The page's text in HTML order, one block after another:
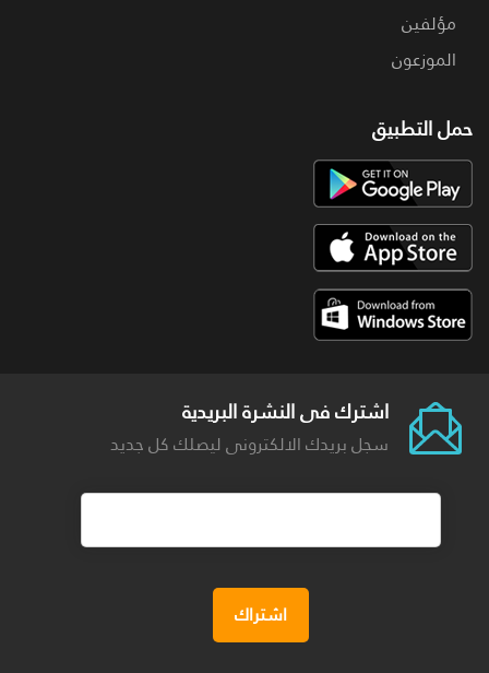
مؤلفين
الموزعون
حمل التطبيق
اشترك فى النشرة البريدية
سجل بريدك الالكترونى ليصلك كل جديد